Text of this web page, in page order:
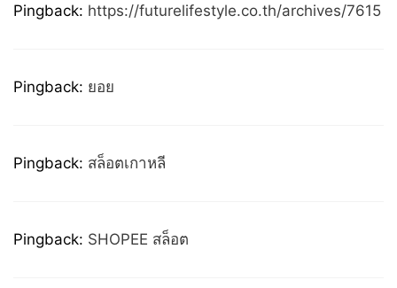
Pingback: https://futurelifestyle.co.th/archives/7615
Pingback: ยอย
Pingback: สล็อตเกาหลี
Pingback: SHOPEE สล็อต